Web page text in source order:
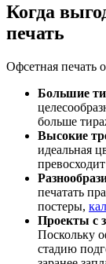
Когда
печать
Офсетная печать
Большие
больше
Высокие
идеальная
печатать
постеры,
Проекты с
Поскольку
стадию